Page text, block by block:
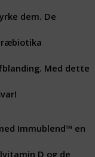
dem. De
Med dette
Immublend™ en
D og de